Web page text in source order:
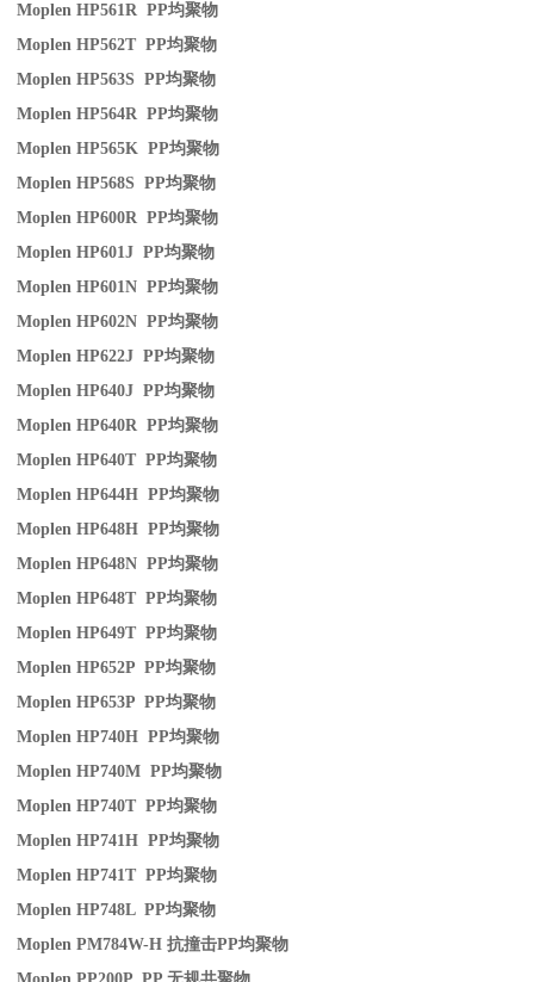
Moplen HP561R PP均聚物
Moplen HP562T PP均聚物
Moplen HP563S PP均聚物
Moplen HP564R PP均聚物
Moplen HP565K PP均聚物
Moplen HP568S PP均聚物
Moplen HP600R PP均聚物
Moplen HP601J PP均聚物
Moplen HP601N PP均聚物
Moplen HP602N PP均聚物
Moplen HP622J PP均聚物
Moplen HP640J PP均聚物
Moplen HP640R PP均聚物
Moplen HP640T PP均聚物
Moplen HP644H PP均聚物
Moplen HP648H PP均聚物
Moplen HP648N PP均聚物
Moplen HP648T PP均聚物
Moplen HP649T PP均聚物
Moplen HP652P PP均聚物
Moplen HP653P PP均聚物
Moplen HP740H PP均聚物
Moplen HP740M PP均聚物
Moplen HP740T PP均聚物
Moplen HP741H PP均聚物
Moplen HP741T PP均聚物
Moplen HP748L PP均聚物
Moplen PM784W-H抗撞击PP均聚物